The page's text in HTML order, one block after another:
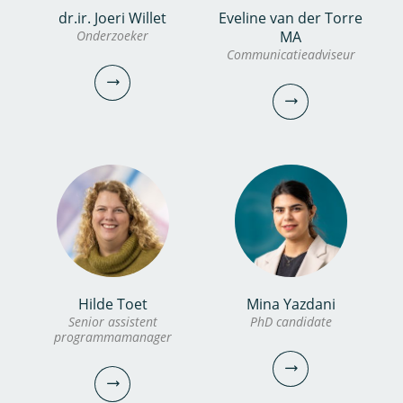
Karlijn Stolk
karlijn.stolk@kwrwater.nl
bekijk profiel
Marjolein Lankheet BSc
marjolein.lankheet@kwrwater.nl
bekijk profiel
dr.ir. Joeri Willet
Onderzoeker
dr.ir. Joeri Willet
Onderzoeker
Eveline van der Torre
MA
Communicatieadviseur
Eveline van der Torre MA
Communicatieadviseur
Hilde Toet
Senior assistent
programmamanager
Mina Yazdani
PhD candidate